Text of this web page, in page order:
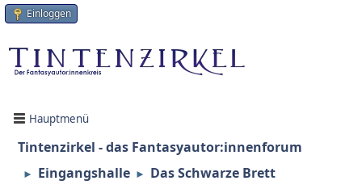
Einloggen
Hauptmenü
Tintenzirkel - das Fantasyautor:innenforum
► Eingangshalle ► Das Schwarze Brett